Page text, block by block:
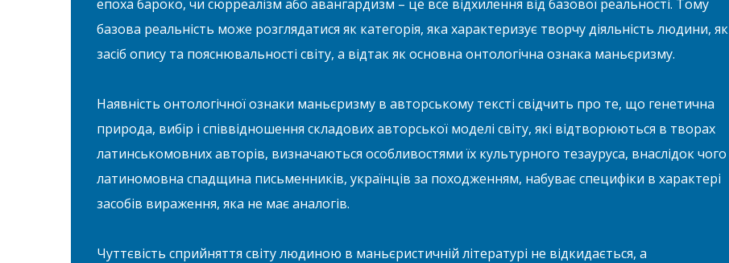
епоха бароко, чи сюрреалізм або авангардизм – це все відхилення від базової реальності. Тому
базова реальність може розглядатися як категорія, яка характеризує творчу діяльність людини, як
засіб опису та пояснювальності світу, а відтак як основна онтологічна ознака маньєризму.
Наявність онтологічної ознаки маньєризму в авторському тексті свідчить про те, що генетична
природа, вибір і співвідношення складових авторської моделі світу, які відтворюються в творах
латинськомовних авторів, визначаються особливостями їх культурного тезауруса, внаслідок чого
латиномовна спадщина письменників, українців за походженням, набуває специфіки в характері
засобів вираження, яка не має аналогів.
Чуттєвість сприйняття світу людиною в маньєристичній літературі не відкидається, а